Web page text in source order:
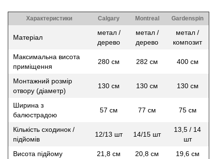
Характеристики Calgary Montreal Gardenspin
Матеріал
метал /
дерево
метал /
дерево
метал /
композит
Максимальна висота
приміщення
280 см 282 см 400 см
Монтажний розмір
отвору (діаметр)
130 см 130 см 130 см
Ширина з
балюстрадою
57 см 77 см 75 см
Кількість сходинок /
підйомів
12/13 шт 14/15 шт
13,5 / 14
шт
Висота підйому
21,8 см 20,8 см
19,6 см